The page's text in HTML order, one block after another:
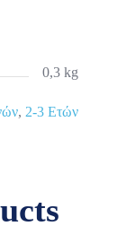
0,3 kg
, 2-3 Ετών